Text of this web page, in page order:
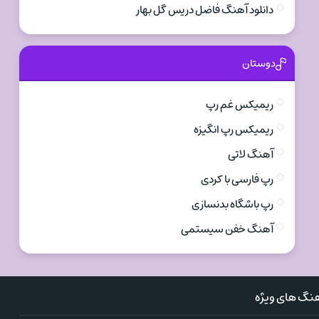
دانلود آهنگ فاضل دریس گل بهار
دوستان
ریمیکس غم رپ
ریمیکس رپ انگیزه
آهنگ لاتی
رپ فارسی با کردی
رپ باشگاه بدنسازی
آهنگ خفن سیستمی
های ویژه